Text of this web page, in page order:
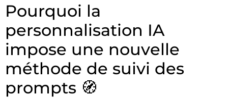
Pourquoi la
personnalisation IA
impose une nouvelle
méthode de suivi des
prompts 🧭